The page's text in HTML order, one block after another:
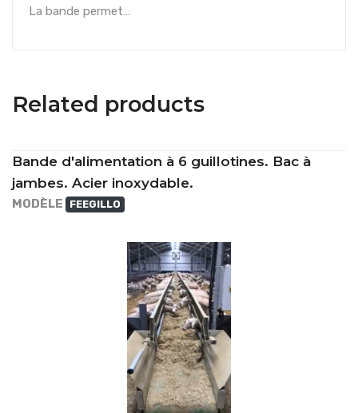
La bande permet…
Related products
Bande d'alimentation à 6 guillotines. Bac à
jambes. Acier inoxydable.
MODÈLE FEEGILLO